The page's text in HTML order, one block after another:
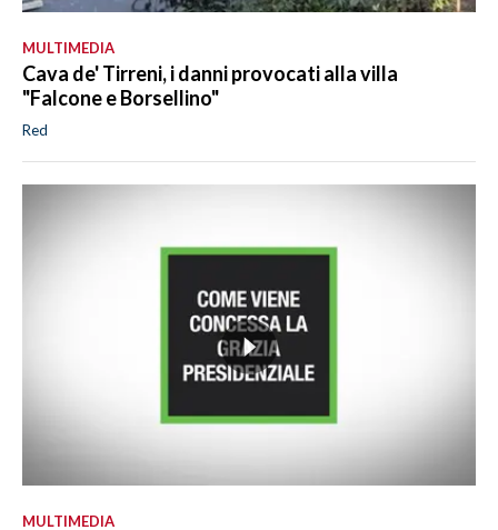
MULTIMEDIA
Cava de' Tirreni, i danni provocati alla villa
"Falcone e Borsellino"
Red
MULTIMEDIA